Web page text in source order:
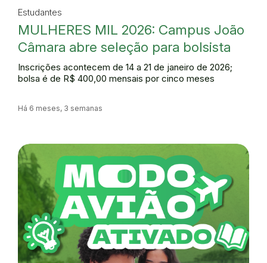
Estudantes
MULHERES MIL 2026: Campus João
Câmara abre seleção para bolsista
Inscrições acontecem de 14 a 21 de janeiro de 2026;
bolsa é de R$ 400,00 mensais por cinco meses
Há 6 meses, 3 semanas